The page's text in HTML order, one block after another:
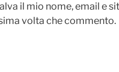
il mio nome, email e
volta che commento.